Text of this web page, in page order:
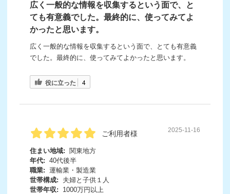
広く一般的な情報を収集するという面で、と
ても有意義でした。最終的に、使ってみてよ
かったと思います。
広く一般的な情報を収集するという面で、とても有意義
でした。最終的に、使ってみてよかったと思います。
役に立った 4
ご利用者様 2025-11-16
住まい地域:
関東地方
年代: 40代後半
職業: 運輸業・製造業
世帯構成:
夫婦と子供１人
世帯年収:
1000万円以上